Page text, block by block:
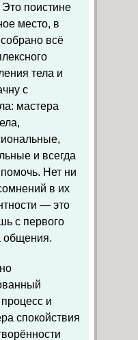
поистине
место, в
всё
тела и
с
мастера
и всегда
Нет ни
в их
— это
с первого
общения.
и
спокойствия